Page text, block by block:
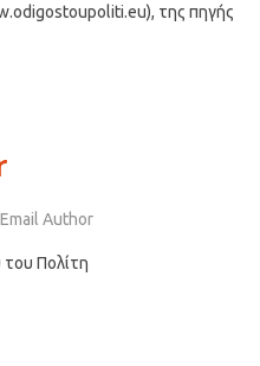
της πηγής
Email Author
Πολίτη